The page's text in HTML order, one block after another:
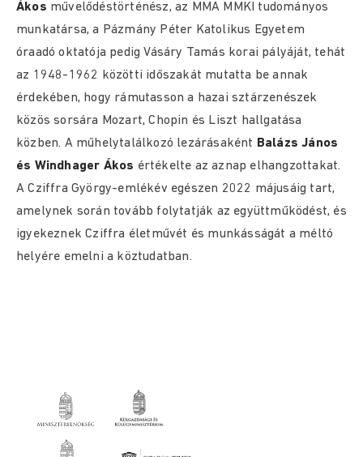
Ákos művelődéstörténész, az MMA MMKI tudományos
munkatársa, a Pázmány Péter Katolikus Egyetem
óraadó oktatója pedig Vásáry Tamás korai pályáját, tehát
az 1948-1962 közötti időszakát mutatta be annak
érdekében, hogy rámutasson a hazai sztárzenészek
közös sorsára Mozart, Chopin és Liszt hallgatása
közben. A műhelytalálkozó lezárásaként Balázs János
és Windhager Ákos értékelte az aznap elhangzottakat.
A Cziffra György-emlékév egészen 2022 májusáig tart,
amelynek során tovább folytatják az együttműködést, és
igyekeznek Cziffra életművét és munkásságát a méltó
helyére emelni a köztudatban.